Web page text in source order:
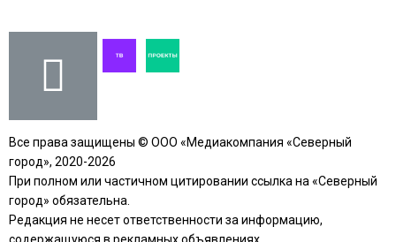
Все права защищены © ООО «Медиакомпания «Северный
город», 2020-2026
При полном или частичном цитировании ссылка на «Северный
город» обязательна.
Редакция не несет ответственности за информацию,
содержащуюся в рекламных объявлениях.